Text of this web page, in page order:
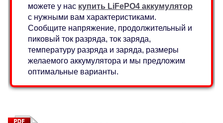
можете у нас купить LiFePO4 аккумулятор
с нужными вам характеристиками.
Сообщите напряжение, продолжительный и
пиковый ток разряда, ток заряда,
температуру разряда и заряда, размеры
желаемого аккумулятора и мы предложим
оптимальные варианты.